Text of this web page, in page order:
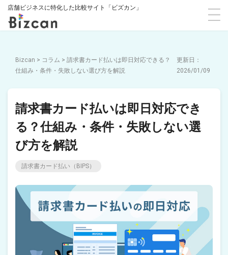
店舗ビジネスに特化した比較サイト「ビズカン」
Bizcan > コラム > 請求書カード払いは即日対応できる？
仕組み・条件・失敗しない選び方を解説
2026/01/09
請求書カード払いは即日対応でき
る？仕組み・条件・失敗しない選
び方を解説
請求書カード払い（BIPS）